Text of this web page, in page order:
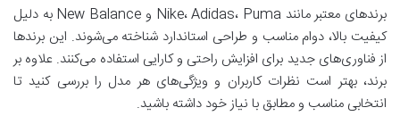
برندهای معتبر مانند Nike،Adidas، Puma و New Balance به دلیل
کیفیت بالا، دوام مناسب و طراحی استاندارد شناخته می‌شوند. این برندها
از فناوری‌های جدید برای افزایش راحتی و کارایی استفاده می‌کنند. علاوه بر
برند، بهتر است نظرات کاربران و ویژگی‌های هر مدل را بررسی کنید تا
انتخابی مناسب و مطابق با نیاز خود داشته باشید.